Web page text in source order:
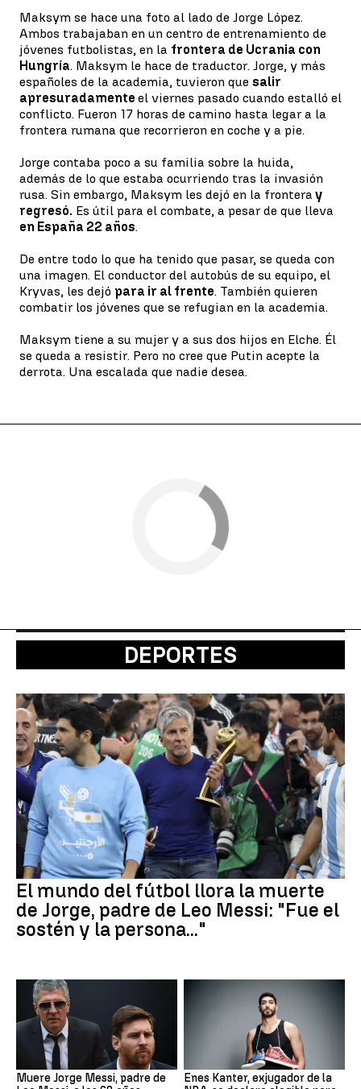
Maksym se hace una foto al lado de Jorge López.
Ambos trabajaban en un centro de entrenamiento de
jóvenes futbolistas, en la frontera de Ucrania con
Hungría. Maksym le hace de traductor. Jorge, y más
españoles de la academia, tuvieron que salir
apresuradamente el viernes pasado cuando estalló el
conflicto. Fueron 17 horas de camino hasta legar a la
frontera rumana que recorrieron en coche y a pie.
Jorge contaba poco a su familia sobre la huida,
además de lo que estaba ocurriendo tras la invasión
rusa. Sin embargo, Maksym les dejó en la frontera y
regresó. Es útil para el combate, a pesar de que lleva
en España 22 años.
De entre todo lo que ha tenido que pasar, se queda con
una imagen. El conductor del autobús de su equipo, el
Kryvas, les dejó para ir al frente. También quieren
combatir los jóvenes que se refugian en la academia.
Maksym tiene a su mujer y a sus dos hijos en Elche. Él
se queda a resistir. Pero no cree que Putin acepte la
derrota. Una escalada que nadie desea.
DEPORTES
El mundo del fútbol llora la muerte
de Jorge, padre de Leo Messi: "Fue el
sostén y la persona..."
Muere Jorge Messi, padre de
Enes Kanter, exjugador de la